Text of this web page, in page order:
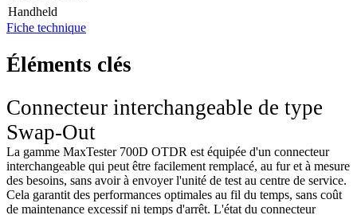
Handheld
Fiche technique
Éléments clés
Connecteur interchangeable de type
Swap-Out
La gamme MaxTester 700D OTDR est équipée d'un connecteur
interchangeable qui peut être facilement remplacé, au fur et à mesure
des besoins, sans avoir à envoyer l'unité de test au centre de service.
Cela garantit des performances optimales au fil du temps, sans coût
de maintenance excessif ni temps d'arrêt. L'état du connecteur